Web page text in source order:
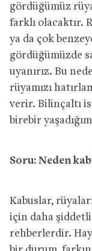
gördüğümüz
farklı olacaktır.
ya da çok
gördüğümüzde
uyanırız. Bu
rüyamızı
verir. Bilinçaltı
birebir
Soru: Neden
Kabuslar,
için daha şiddetli
rehberlerdir.